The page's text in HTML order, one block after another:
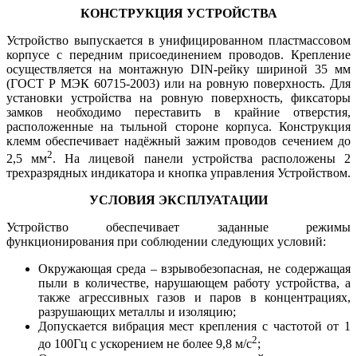
КОНСТРУКЦИЯ УСТРОЙСТВА
Устройство выпускается в унифицированном пластмассовом
корпусе с передним присоединением проводов. Крепление
осуществляется на монтажную DIN-рейку шириной 35 мм
(ГОСТ Р МЭК 60715-2003) или на ровную поверхность. Для
установки устройства на ровную поверхность, фиксаторы
замков необходимо переставить в крайние отверстия,
расположенные на тыльной стороне корпуса. Конструкция
клемм обеспечивает надёжный зажим проводов сечением до
2,5 мм2. На лицевой панели устройства расположены 2
трехразрядных индикатора и кнопка управления Устройством.
УСЛОВИЯ ЭКСПЛУАТАЦИИ
Устройство обеспечивает заданные режимы
функционирования при соблюдении следующих условий:
Окружающая среда – взрывобезопасная, не содержащая
пыли в количестве, нарушающем работу устройства, а
также агрессивных газов и паров в концентрациях,
разрушающих металлы и изоляцию;
Допускается вибрация мест крепления с частотой от 1
до 100Гц с ускорением не более 9,8 м/с2;